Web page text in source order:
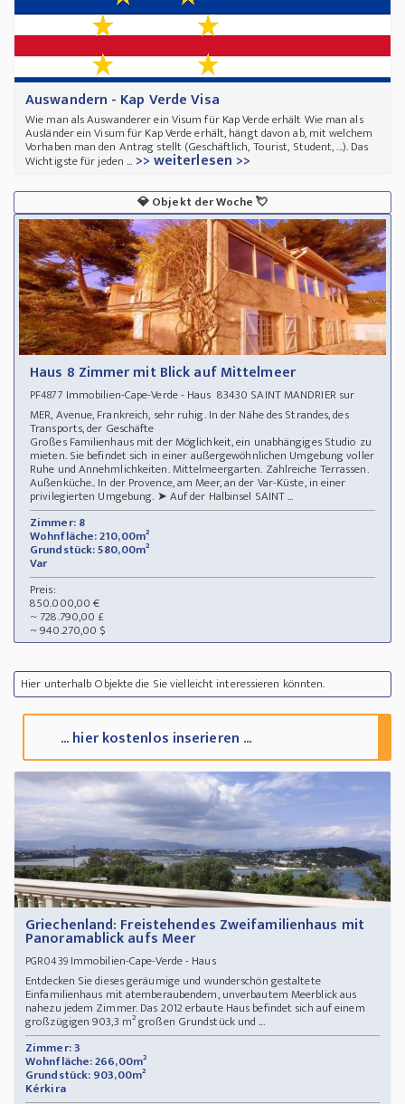
Auswandern - Kap Verde Visa
Wie man als Auswanderer ein Visum für Kap Verde erhält Wie man als
Ausländer ein Visum für Kap Verde erhält, hängt davon ab, mit welchem
Vorhaben man den Antrag stellt (Geschäftlich, Tourist, Student, ...). Das
Wichtigste für jeden ... >> weiterlesen >>
💎Objekt der Woche💘
Haus 8 Zimmer mit Blick auf Mittelmeer
PF4877 Immobilien-Cape-Verde - Haus 83430 SAINT MANDRIER sur
MER, Avenue, Frankreich, sehr ruhig. In der Nähe des Strandes, des
Transports, der Geschäfte
Großes Familienhaus mit der Möglichkeit, ein unabhängiges Studio zu
mieten. Sie befindet sich in einer außergewöhnlichen Umgebung voller
Ruhe und Annehmlichkeiten. Mittelmeergarten. Zahlreiche Terrassen.
Außenküche.. In der Provence, am Meer, an der Var-Küste, in einer
privilegierten Umgebung. ➤ Auf der Halbinsel SAINT ...
Zimmer: 8
Wohnfläche: 210,00m²
Grundstück: 580,00m²
Var
Preis:
850.000,00 €
~ 728.790,00 £
~ 940.270,00 $
Hier unterhalb Objekte die Sie vielleicht interessieren könnten.
... hier kostenlos inserieren ...
Griechenland: Freistehendes Zweifamilienhaus mit
Panoramablick aufs Meer
PGR0439Immobilien-Cape-Verde - Haus
Entdecken Sie dieses geräumige und wunderschön gestaltete
Einfamilienhaus mit atemberaubendem, unverbautem Meerblick aus
nahezu jedem Zimmer. Das 2012 erbaute Haus befindet sich auf einem
großzügigen 903,3 m² großen Grundstück und ...
Zimmer: 3
Wohnfläche: 266,00m²
Grundstück: 903,00m²
Kérkira